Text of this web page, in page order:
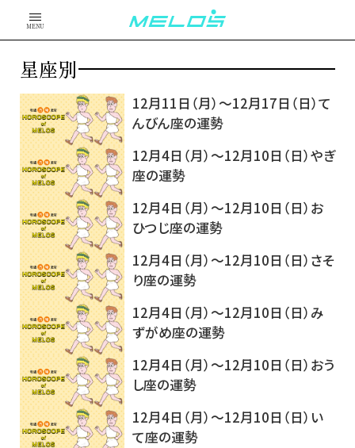
MENU
星座別
12月11日（月）～12月17日（日）て
んびん座の運勢
12月4日（月）～12月10日（日）やぎ
座の運勢
12月4日（月）～12月10日（日）お
ひつじ座の運勢
12月4日（月）～12月10日（日）さそ
り座の運勢
12月4日（月）～12月10日（日）み
ずがめ座の運勢
12月4日（月）～12月10日（日）おう
し座の運勢
12月4日（月）～12月10日（日）い
て座の運勢